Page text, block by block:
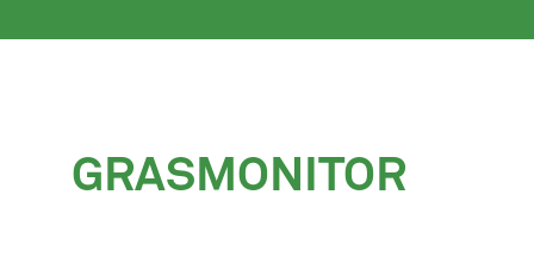
GRASMONITOR